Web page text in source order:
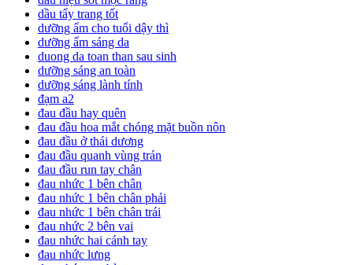
dầu tẩy trang tốt
dưỡng ẩm cho tuổi dậy thì
dưỡng ẩm sáng da
duong da toan than sau sinh
dưỡng sáng an toàn
dưỡng sáng lành tính
đạm a2
đau đầu hay quên
đau đầu hoa mắt chóng mặt buồn nôn
đau đầu ở thái dương
đau đầu quanh vùng trán
đau đầu run tay chân
đau nhức 1 bên chân
đau nhức 1 bên chân phải
đau nhức 1 bên chân trái
đau nhức 2 bên vai
đau nhức hai cánh tay
đau nhức lưng